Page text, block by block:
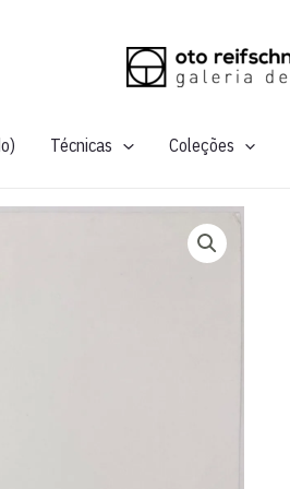
Técnicas Coleções